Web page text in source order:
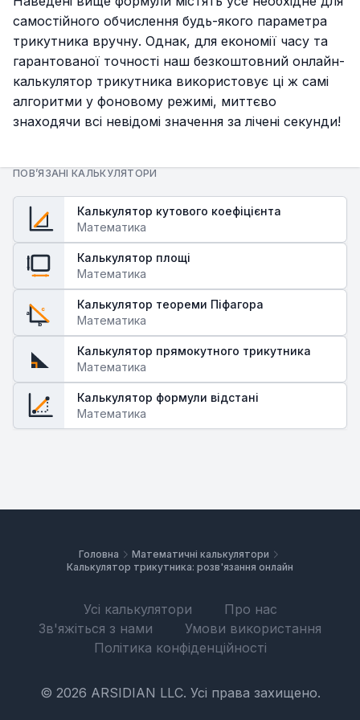
самостійного обчислення будь-якого параметра
трикутника вручну. Однак, для економії часу та
гарантованої точності наш безкоштовний онлайн-
калькулятор трикутника використовує ці ж самі
алгоритми у фоновому режимі, миттєво
знаходячи всі невідомі значення за лічені секунди!
ПОВ’ЯЗАНІ КАЛЬКУЛЯТОРИ
Калькулятор кутового коефіцієнта
Математика
Калькулятор площі
Математика
a
b
c
Калькулятор теореми Піфагора
Математика
Калькулятор прямокутного трикутника
Математика
Калькулятор формули відстані
Математика
Головна
Математичні калькулятори
Калькулятор трикутника: розв'язання онлайн
Усі калькулятори
Про нас
Зв'яжіться з нами
Умови використання
Політика конфіденційності
© 2026 ARSIDIAN LLC. Усі права захищено.